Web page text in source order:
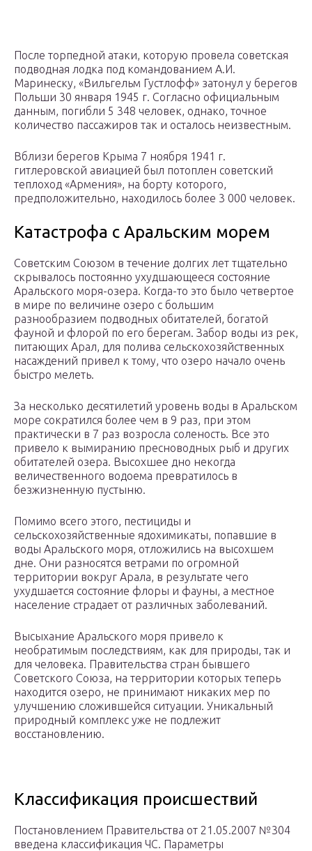
После торпедной атаки, которую провела советская
подводная лодка под командованием А.И.
Маринеску, «Вильгельм Густлофф» затонул у берегов
Польши 30 января 1945 г. Согласно официальным
данным, погибли 5 348 человек, однако, точное
количество пассажиров так и осталось неизвестным.
Вблизи берегов Крыма 7 ноября 1941 г.
гитлеровской авиацией был потоплен советский
теплоход «Армения», на борту которого,
предположительно, находилось более 3 000 человек.
Катастрофа с Аральским морем
Советским Союзом в течение долгих лет тщательно
скрывалось постоянно ухудшающееся состояние
Аральского моря-озера. Когда-то это было четвертое
в мире по величине озеро с большим
разнообразием подводных обитателей, богатой
фауной и флорой по его берегам. Забор воды из рек,
питающих Арал, для полива сельскохозяйственных
насаждений привел к тому, что озеро начало очень
быстро мелеть.
За несколько десятилетий уровень воды в Аральском
море сократился более чем в 9 раз, при этом
практически в 7 раз возросла соленость. Все это
привело к вымиранию пресноводных рыб и других
обитателей озера. Высохшее дно некогда
величественного водоема превратилось в
безжизненную пустыню.
Помимо всего этого, пестициды и
сельскохозяйственные ядохимикаты, попавшие в
воды Аральского моря, отложились на высохшем
дне. Они разносятся ветрами по огромной
территории вокруг Арала, в результате чего
ухудшается состояние флоры и фауны, а местное
население страдает от различных заболеваний.
Высыхание Аральского моря привело к
необратимым последствиям, как для природы, так и
для человека. Правительства стран бывшего
Советского Союза, на территории которых теперь
находится озеро, не принимают никаких мер по
улучшению сложившейся ситуации. Уникальный
природный комплекс уже не подлежит
восстановлению.
Классификация происшествий
Постановлением Правительства от 21.05.2007 №304
введена классификация ЧС. Параметры